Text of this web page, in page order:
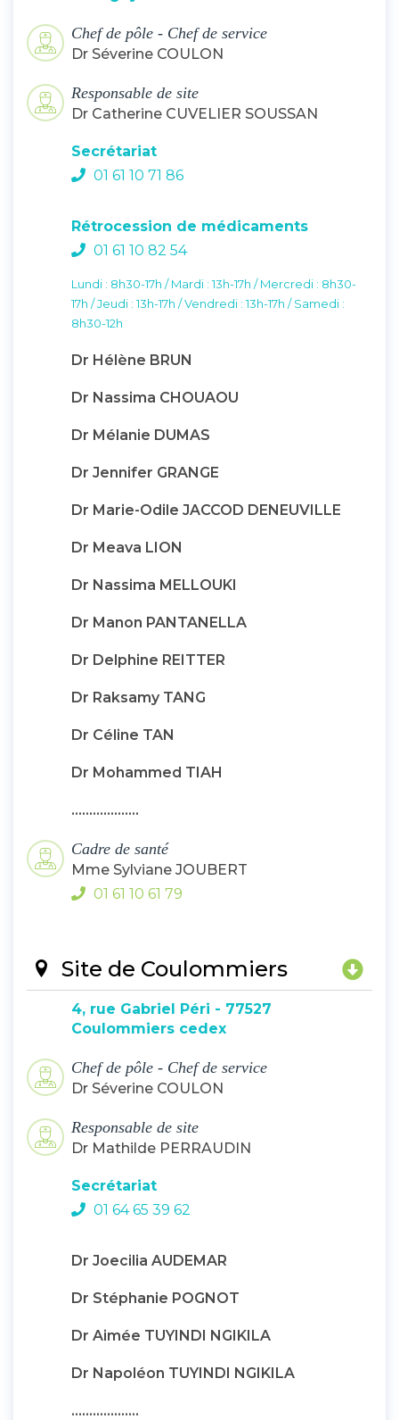
Chef de pôle - Chef de service
Dr Séverine COULON
Responsable de site
Dr Catherine CUVELIER SOUSSAN
Secrétariat
01 61 10 71 86
Rétrocession de médicaments
01 61 10 82 54
Lundi : 8h30-17h / Mardi : 13h-17h / Mercredi : 8h30-
17h / Jeudi : 13h-17h / Vendredi : 13h-17h / Samedi :
8h30-12h
Dr Hélène BRUN
Dr Nassima CHOUAOU
Dr Mélanie DUMAS
Dr Jennifer GRANGE
Dr Marie-Odile JACCOD DENEUVILLE
Dr Meava LION
Dr Nassima MELLOUKI
Dr Manon PANTANELLA
Dr Delphine REITTER
Dr Raksamy TANG
Dr Céline TAN
Dr Mohammed TIAH
...................
Cadre de santé
Mme Sylviane JOUBERT
01 61 10 61 79
Site de Coulommiers
4, rue Gabriel Péri - 77527
Coulommiers cedex
Chef de pôle - Chef de service
Dr Séverine COULON
Responsable de site
Dr Mathilde PERRAUDIN
Secrétariat
01 64 65 39 62
Dr Joecilia AUDEMAR
Dr Stéphanie POGNOT
Dr Aimée TUYINDI NGIKILA
Dr Napoléon TUYINDI NGIKILA
...................